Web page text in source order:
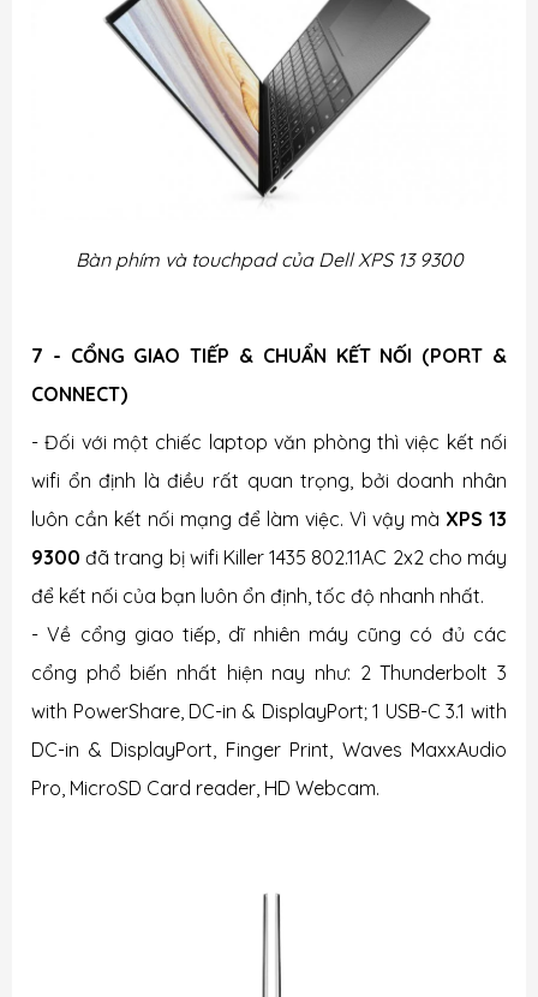
Bàn phím và touchpad của Dell XPS 13 9300
7 - CỔNG GIAO TIẾP & CHUẨN KẾT NỐI (PORT &
CONNECT)
- Đối với một chiếc laptop văn phòng thì việc kết nối
wifi ổn định là điều rất quan trọng, bởi doanh nhân
luôn cần kết nối mạng để làm việc. Vì vậy mà XPS 13
9300đã trang bị wifi Killer 1435 802.11AC 2x2 cho máy
để kết nối của bạn luôn ổn định, tốc độ nhanh nhất.
- Về cổng giao tiếp, dĩ nhiên máy cũng có đủ các
cổng phổ biến nhất hiện nay như: 2 Thunderbolt 3
with PowerShare, DC-in & DisplayPort; 1 USB-C 3.1 with
DC-in & DisplayPort, Finger Print, Waves MaxxAudio
Pro, MicroSD Card reader, HD Webcam.